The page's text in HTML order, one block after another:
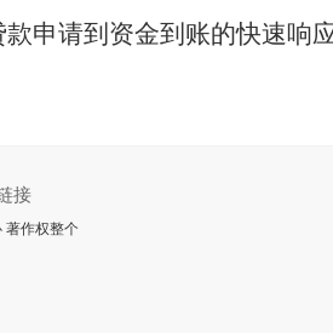
申请到资金到账的快速响
接
著作权整个